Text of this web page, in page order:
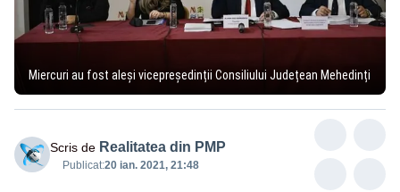
Miercuri au fost aleși vicepreședinții Consiliului Județean Mehedinți
Scris de Realitatea din PMP
Publicat:20 ian. 2021, 21:48